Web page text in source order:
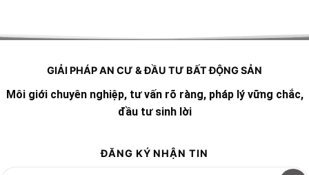
GIẢI PHÁP AN CƯ & ĐẦU TƯ BẤT ĐỘNG SẢN
Môi giới chuyên nghiệp, tư vấn rõ ràng, pháp lý vững chắc,
đầu tư sinh lời
ĐĂNG KÝ NHẬN TIN